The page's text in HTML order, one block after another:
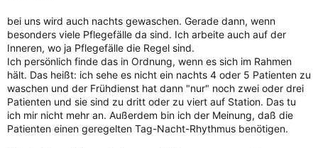
bei uns wird auch nachts gewaschen. Gerade dann, wenn
besonders viele Pflegefälle da sind. Ich arbeite auch auf der
Inneren, wo ja Pflegefälle die Regel sind.
Ich persönlich finde das in Ordnung, wenn es sich im Rahmen
hält. Das heißt: ich sehe es nicht ein nachts 4 oder 5 Patienten zu
waschen und der Frühdienst hat dann "nur" noch zwei oder drei
Patienten und sie sind zu dritt oder zu viert auf Station. Das tu
ich mir nicht mehr an. Außerdem bin ich der Meinung, daß die
Patienten einen geregelten Tag-Nacht-Rhythmus benötigen.